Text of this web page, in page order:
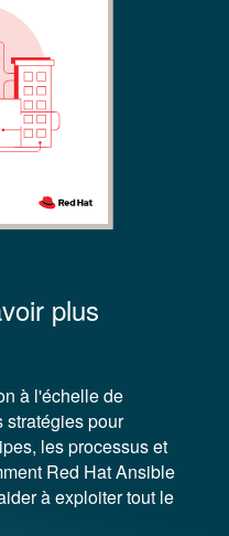
plus
à l'échelle de
stratégies pour
les processus et
Red Hat Ansible
à exploiter tout le